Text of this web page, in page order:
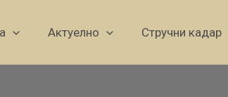
Актуелно Стручни кадар